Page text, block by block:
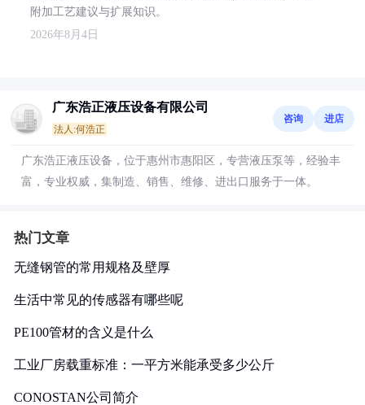
附加工艺建议与扩展知识。
2026年8月4日
广东浩正液压设备有限公司
法人:何浩正
咨询 进店
广东浩正液压设备，位于惠州市惠阳区，专营液压泵等，经验丰
富，专业权威，集制造、销售、维修、进出口服务于一体。
热门文章
无缝钢管的常用规格及壁厚
生活中常见的传感器有哪些呢
PE100管材的含义是什么
工业厂房载重标准：一平方米能承受多少公斤
CONOSTAN公司简介